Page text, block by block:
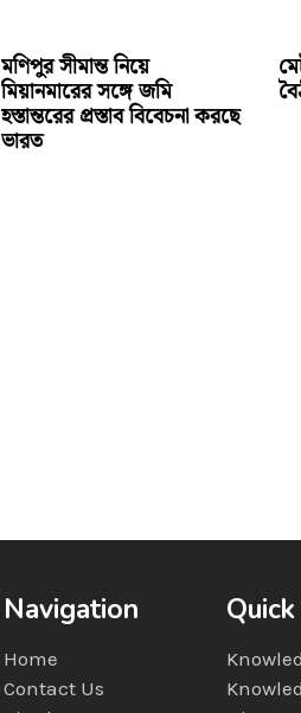
মণিপুর সীমান্ত নিয়ে
মিয়ানমারের সঙ্গে জমি
হস্তান্তরের প্রস্তাব বিবেচনা করছে
ভারত
Navigation
Home
Contact Us